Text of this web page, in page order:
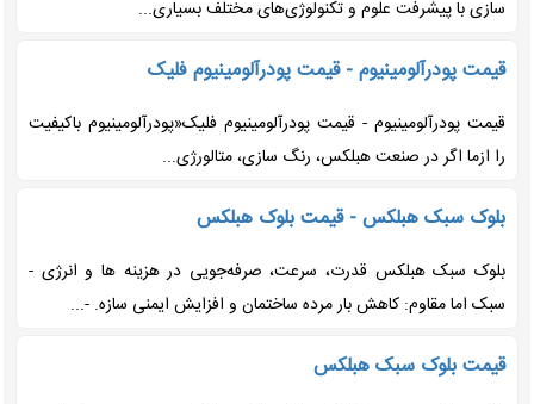
سازی با پیشرفت علوم و تکنولوژی‌های مختلف بسیاری...
قیمت پودرآلومینیوم - قیمت پودرآلومینیوم فلیک
قیمت پودرآلومینیوم - قیمت پودرآلومینیوم فلیک«پودرآلومینیوم باکیفیت
را ازما اگر در صنعت هبلکس، رنگ سازی، متالورژی...
بلوک سبک هبلکس - قیمت بلوک هبلکس
بلوک سبک هبلکس قدرت، سرعت، صرفه‌جویی در هزینه ها و انرژی -
سبک اما مقاوم: کاهش بار مرده ساختمان و افزایش ایمنی سازه. -...
قیمت بلوک سبک هبلکس